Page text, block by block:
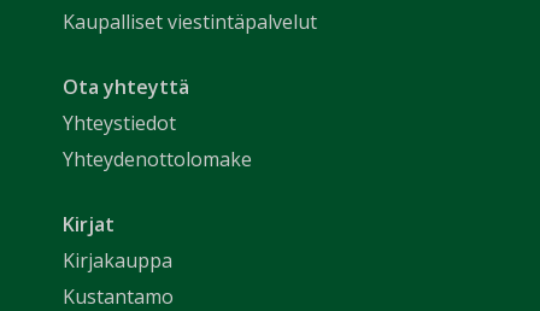
Kaupalliset viestintäpalvelut
Ota yhteyttä
Yhteystiedot
Yhteydenottolomake
Kirjat
Kirjakauppa
Kustantamo